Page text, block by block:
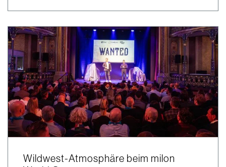
Wildwest-Atmosphäre beim milon